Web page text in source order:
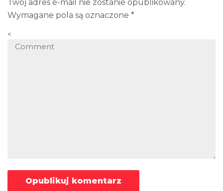
Twój adres e-mail nie zostanie opublikowany.
Wymagane pola są oznaczone *
<